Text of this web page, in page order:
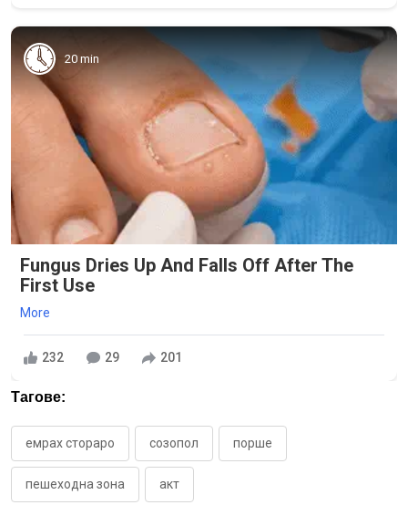
20 min
Fungus Dries Up And Falls Off After The
First Use
More
232 29 201
Тагове:
емрах стораро созопол порше
пешеходна зона акт